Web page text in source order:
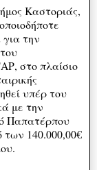
Καστοριάς,
για την
στο πλαίσιο
υπέρ του
με την
Παπατέρπου
των 140.000,00€